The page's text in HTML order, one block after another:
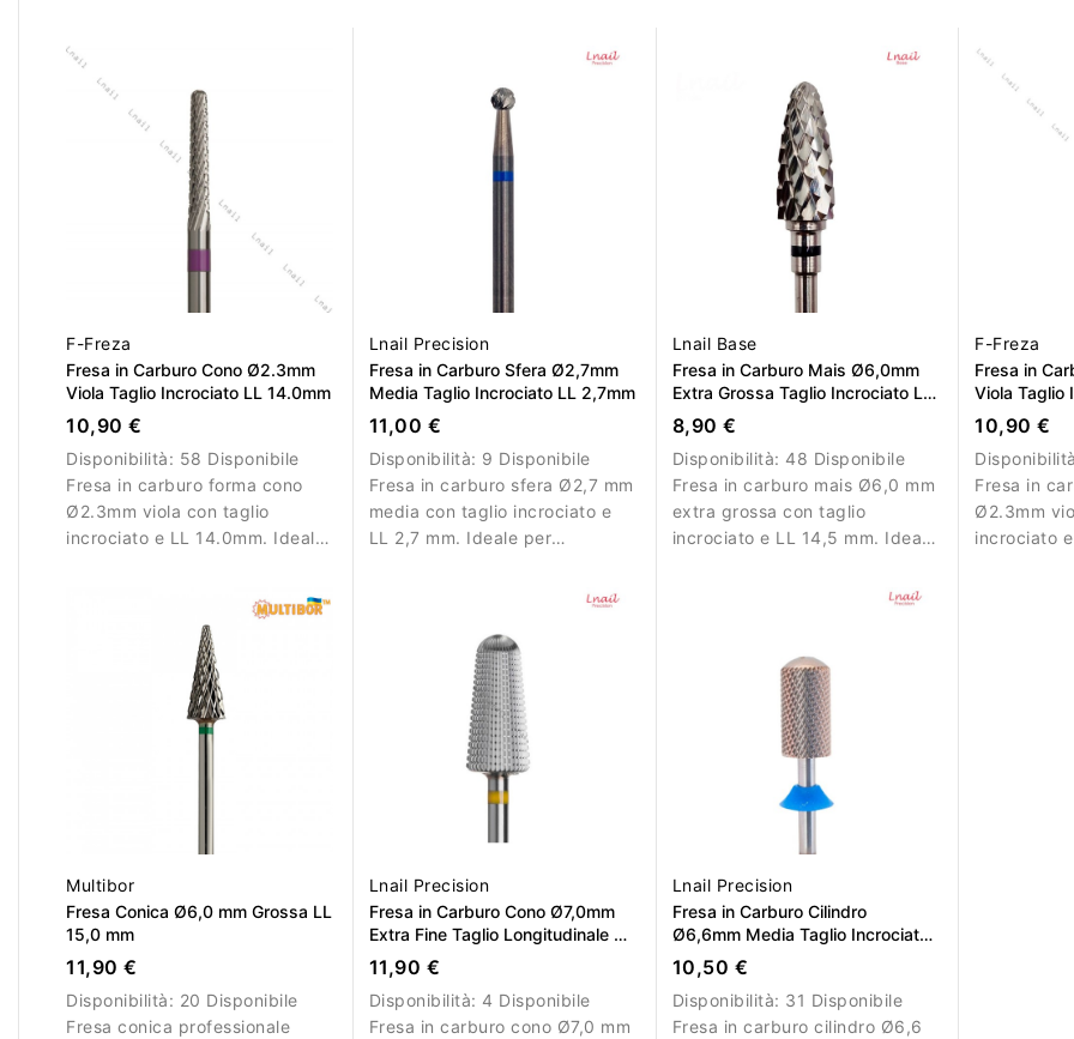
F-Freza
Fresa in Carburo Cono Ø2.3mm
Viola Taglio Incrociato LL 14.0mm
10,90 €
Disponibilità: 58 Disponibile
Fresa in carburo forma cono
Ø2.3mm viola con taglio
incrociato e LL 14.0mm. Ideale
Lnail Precision
Fresa in Carburo Sfera Ø2,7mm
Media Taglio Incrociato LL 2,7mm
11,00 €
Disponibilità: 9 Disponibile
Fresa in carburo sfera Ø2,7 mm
media con taglio incrociato e
LL 2,7 mm. Ideale per
Lnail Base
Fresa in Carburo Mais Ø6,0mm
Extra Grossa Taglio Incrociato LL
14,5mm
8,90 €
Disponibilità:48 Disponibile
Fresa in carburo mais Ø6,0 mm
extra grossa con taglio
incrociato e LL 14,5 mm. Ideale
F-Freza
Fresa in
Viola Taglio
10,90 €
Fresa in
Ø2.3mm
incrociato
Multibor
Fresa Conica Ø6,0 mm Grossa LL
15,0 mm
11,90 €
Disponibilità: 20 Disponibile
Fresa conica professionale
Lnail Precision
Fresa in Carburo Cono Ø7,0mm
Extra Fine Taglio Longitudinale LL
15,0mm
11,90 €
Disponibilità:4 Disponibile
Fresa in carburo cono Ø7,0 mm
Lnail Precision
Fresa in Carburo Cilindro
Ø6,6mm Media Taglio Incrociato
LL 12,7mm L/R
10,50 €
Disponibilità: 31 Disponibile
Fresa in carburo cilindro Ø6,6